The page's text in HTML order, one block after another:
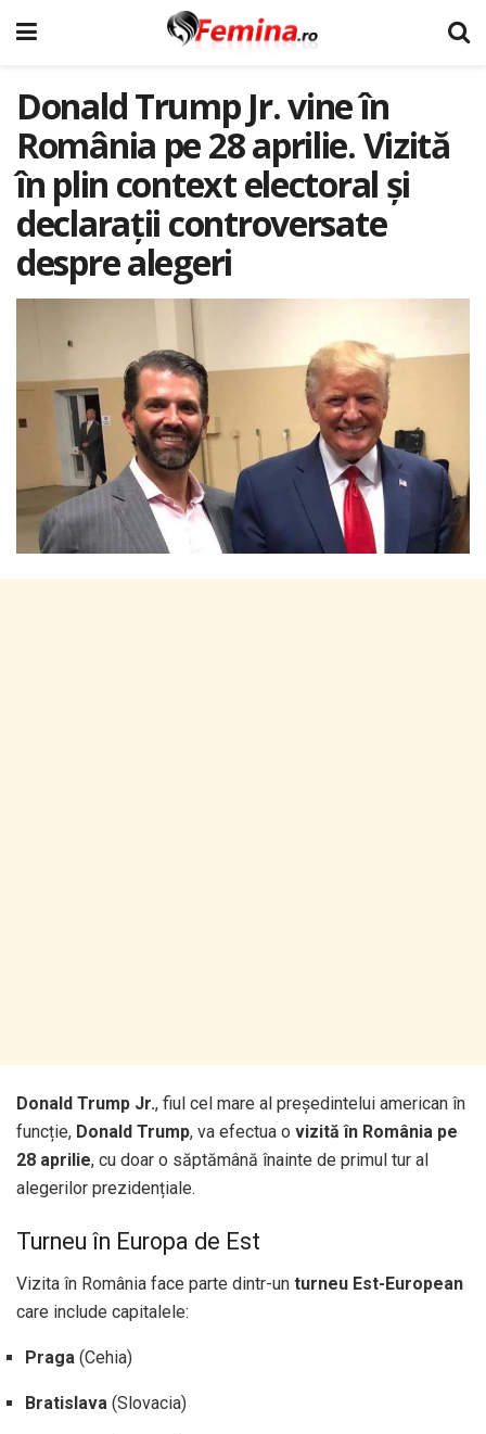
Donald Trump Jr. vine în
România pe 28 aprilie. Vizită
în plin context electoral și
declarații controversate
despre alegeri
Donald Trump Jr., fiul cel mare al președintelui american în
funcție, Donald Trump, va efectua o vizită în România pe
28 aprilie, cu doar o săptămână înainte de primul tur al
alegerilor prezidențiale.
Turneu în Europa de Est
Vizita în România face parte dintr-un turneu Est-European
care include capitalele:
Praga (Cehia)
Bratislava (Slovacia)